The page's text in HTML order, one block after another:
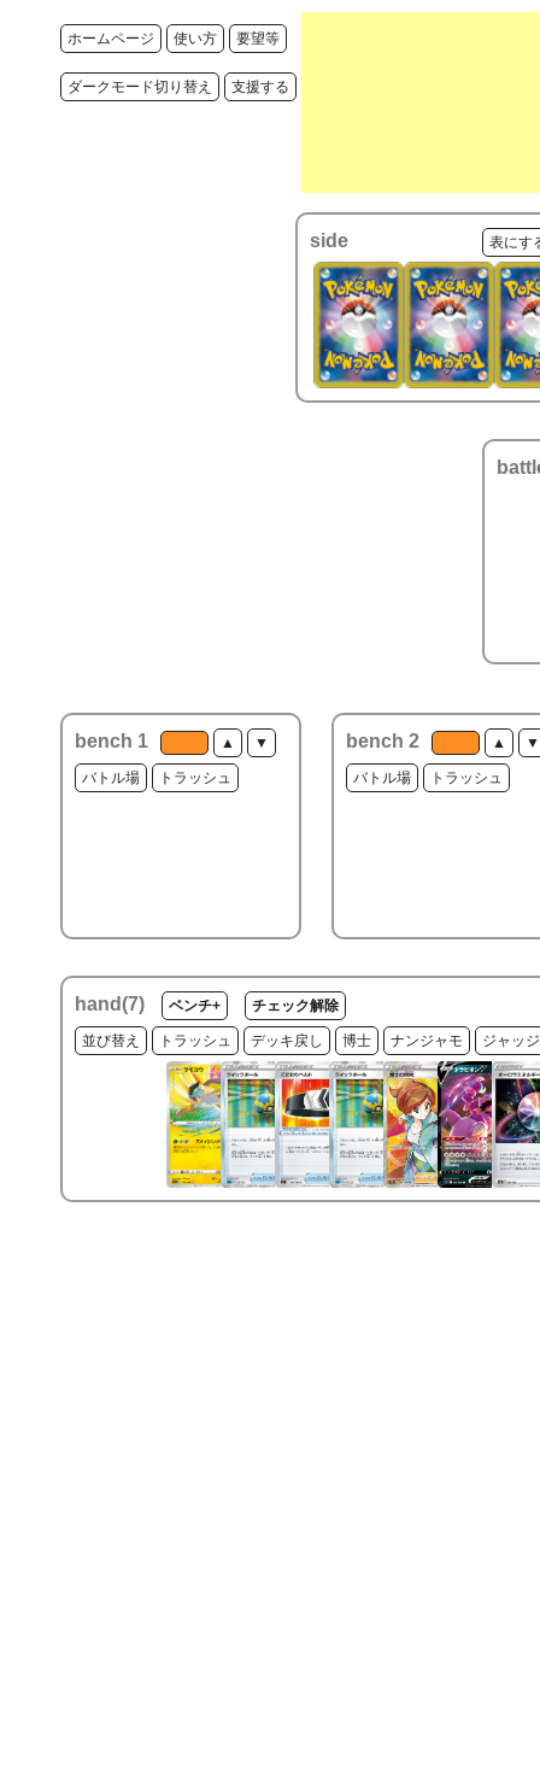
ホームページ 使い方 要望等
ダークモード切り替え 支援する
side 表にす
bench 1 ▲ ▼
バトル場 トラッシュ
bench 2 ▲ ▼
バトル場 トラッシュ
hand(7) ベンチ+ チェック解除
並び替え トラッシュ デッキ戻し 博士 ナンジャモ ジャッ